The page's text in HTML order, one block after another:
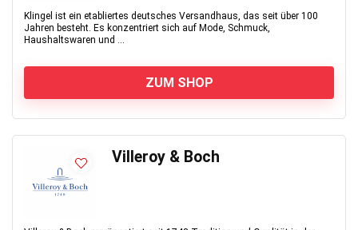
Klingel ist ein etabliertes deutsches Versandhaus, das seit über 100
Jahren besteht. Es konzentriert sich auf Mode, Schmuck,
Haushaltswaren und ...
ZUM SHOP
Villeroy & Boch